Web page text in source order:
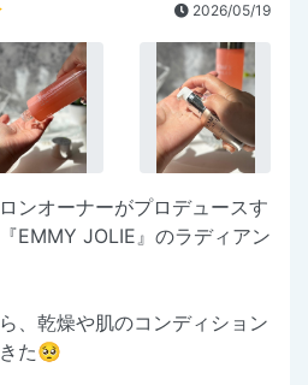
2026/05/19
ンオーナーがプロデュースす
EMMY JOLIE』のラディアン
、乾燥や肌のコンディション
た🥺